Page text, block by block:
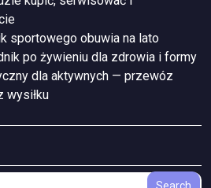
sportowego obuwia na lato
po żywieniu dla zdrowia i formy
dla aktywnych — przewóz
wysiłku